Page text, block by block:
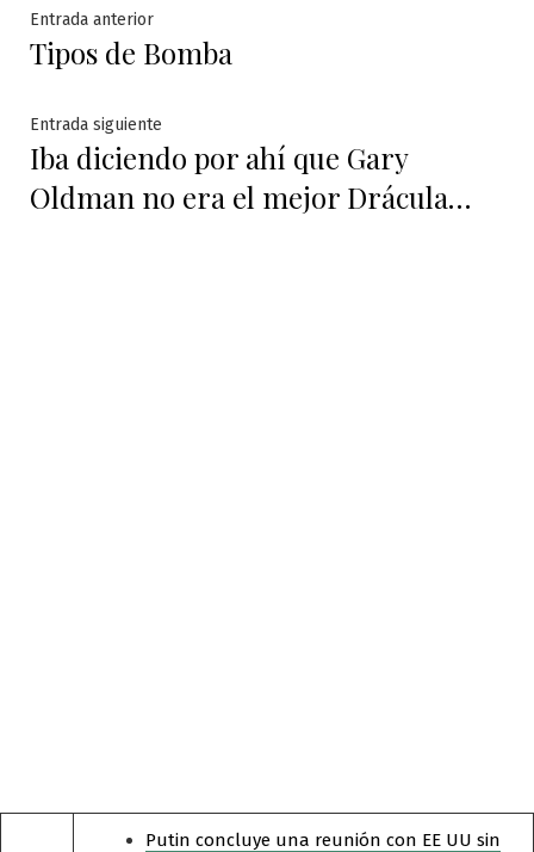
Navegación
de
entradas
Entrada anteriorEntrada
anterior:
Tipos de Bomba
Entrada siguiente
siguiente:
Iba diciendo por ahí que Gary
Oldman no era el mejor Drácula…
Putin concluye una reunión con EE UU sin